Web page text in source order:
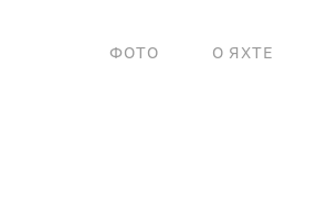
ФОТО О ЯХТЕ